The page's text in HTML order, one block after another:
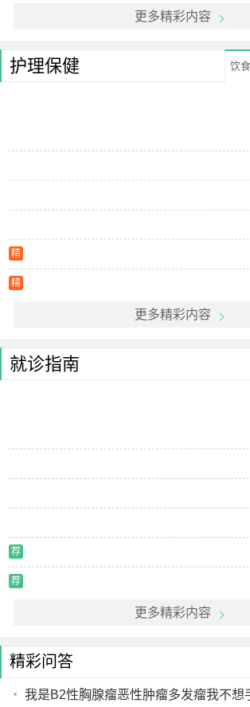
更多精彩内容
护理保健 饮食
精
精
更多精彩内容
就诊指南
荐
荐
更多精彩内容
精彩问答
我是B2性胸腺瘤恶性肿瘤多发瘤我不想